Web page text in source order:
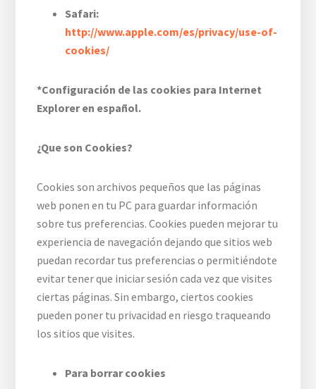
Safari:
http://www.apple.com/es/privacy/use-of-
cookies/
*Configuración de las cookies para Internet
Explorer en español.
¿Que son Cookies?
Cookies son archivos pequeños que las páginas
web ponen en tu PC para guardar información
sobre tus preferencias. Cookies pueden mejorar tu
experiencia de navegación dejando que sitios web
puedan recordar tus preferencias o permitiéndote
evitar tener que iniciar sesión cada vez que visites
ciertas páginas. Sin embargo, ciertos cookies
pueden poner tu privacidad en riesgo traqueando
los sitios que visites.
Para borrar cookies